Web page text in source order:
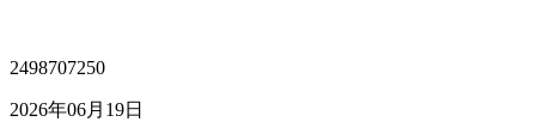
2498707250
2026年06月19日